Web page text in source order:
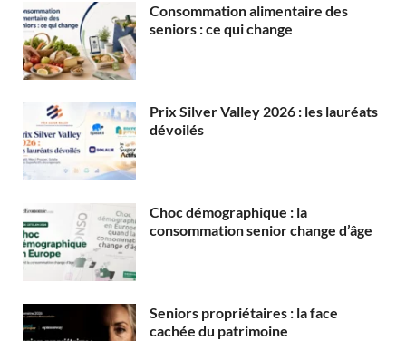
Consommation alimentaire des
seniors : ce qui change
Prix Silver Valley 2026 : les lauréats
dévoilés
Choc démographique : la
consommation senior change d’âge
Seniors propriétaires : la face
cachée du patrimoine